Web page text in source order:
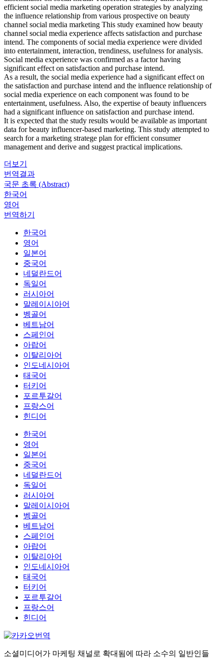
efficient social media marketing operation strategies by analyzing
the influence relationship from various prospective on beauty
channel social media marketing This study examined how beauty
channel social media experience affects satisfaction and purchase
intend. The components of social media experience were divided
into entertainment, interaction, trendiness, usefulness for analysis.
Social media experience was confirmed as a factor having
significant effect on satisfaction and purchase intend.
As a result, the social media experience had a significant effect on
the satisfaction and purchase intend and the influence relationship of
social media experience on each component was found to be
entertainment, usefulness. Also, the expertise of beauty influencers
had a significant influence on satisfaction and purchase intend.
It is expected that the study results would be available as important
data for beauty influencer-based marketing. This study attempted to
search for a marketing stratege plan for efficient consumer
management and derive and suggest practical implications.
더보기
번역결과
국문 초록 (Abstract)
한국어
영어
번역하기
한국어
영어
일본어
중국어
네덜란드어
독일어
러시아어
말레이시아어
벵골어
베트남어
스페인어
아랍어
이탈리아어
인도네시아어
태국어
터키어
포르투갈어
프랑스어
힌디어
한국어
영어
일본어
중국어
네덜란드어
독일어
러시아어
말레이시아어
벵골어
베트남어
스페인어
아랍어
이탈리아어
인도네시아어
태국어
터키어
포르투갈어
프랑스어
힌디어
소셜미디어가 마케팅 채널로 확대됨에 따라 소수의 일반인들